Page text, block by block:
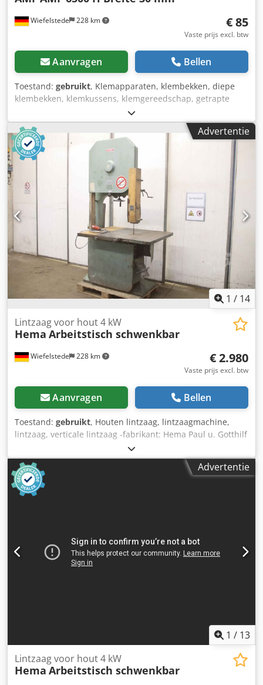
Wiefelstede 228 km € 85
Vaste prijs excl. btw
Aanvragen Bellen
Toestand: gebruikt, Klemapparaten, klembekken, diepe
klembekken, klemkussens, klemgereedschap, getrapte
klauwen, klemmen, klemmen, getrapt blok -Fabrikant: AMF,
universele opspanpadset in houten doos -
Ontwerp/afmetingen: zie foto's -Aantal: 3x set beschikbaar
-Prijs: per set -Afmetingen kist: 280/160/H40 mm -Totaal
gewicht: 7,0 kg/pc. Cjdju Npgqopfx Aqqoha
Advertentie
1 / 14
Wiefelstede 228 km
Lintzaag voor hout 4 kW
Hema Arbeitstisch schwenkbar
€ 2.980
Vaste prijs excl. btw
Aanvragen Bellen
Toestand: gebruikt, Houten lintzaag, lintzaagmachine,
lintzaag, verticale lintzaag -fabrikant: Hema Paul u. Gotthilf
Heermann, verticale lintzaag Chsdjkia T Ujpfx Aqqsa -type:
helaas zonder typeaanduiding -aandrijving: 4 kW -
zaagbreedte: max.770 mm -zaaghoogte: max.400 mm -
Zaagband: lengte 5330 mm -Werktafel: zwenkbaar -
afmetingen: 1470/935/H2390 mm -Gewicht totaal: 743 kg
Advertentie
1 / 13
Lintzaag voor hout 4 kW
Hema Arbeitstisch schwenkbar